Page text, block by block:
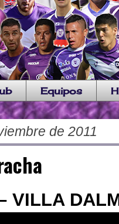
Equipos
de 2011
VILLA